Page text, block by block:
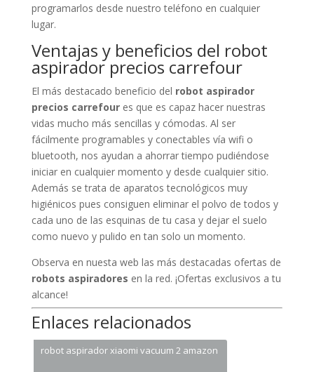
programarlos desde nuestro teléfono en cualquier
lugar.
Ventajas y beneficios del robot
aspirador precios carrefour
El más destacado beneficio del robot aspirador
precios carrefoures que es capaz hacer nuestras
vidas mucho más sencillas y cómodas. Al ser
fácilmente programables y conectables vía wifi o
bluetooth, nos ayudan a ahorrar tiempo pudiéndose
iniciar en cualquier momento y desde cualquier sitio.
Además se trata de aparatos tecnológicos muy
higiénicos pues consiguen eliminar el polvo de todos y
cada uno de las esquinas de tu casa y dejar el suelo
como nuevo y pulido en tan solo un momento.
Observa en nuesta web las más destacadas ofertas de
robots aspiradores en la red. ¡Ofertas exclusivos a tu
alcance!
Enlaces relacionados
robot aspirador xiaomi vacuum 2 amazon